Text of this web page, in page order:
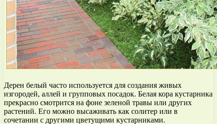
Дерен белый часто используется для создания живых
изгородей, аллей и групповых посадок. Белая кора кустарника
прекрасно смотрится на фоне зеленой травы или других
растений. Его можно высаживать как солитер или в
сочетании с другими цветущими кустарниками.